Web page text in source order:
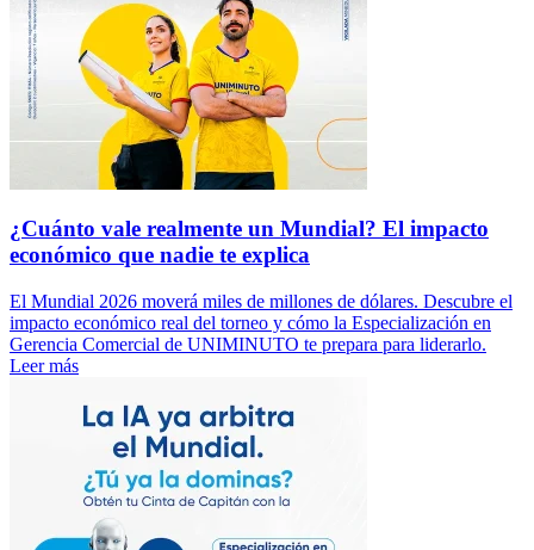
¿Cuánto vale realmente un Mundial? El impacto
económico que nadie te explica
El Mundial 2026 moverá miles de millones de dólares. Descubre el
impacto económico real del torneo y cómo la Especialización en
Gerencia Comercial de UNIMINUTO te prepara para liderarlo.
Leer más